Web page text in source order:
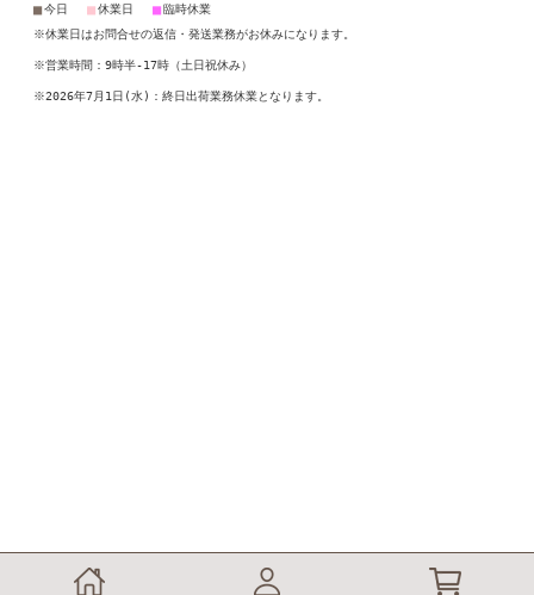
■今日 ■休業日 ■臨時休業
※休業日はお問合せの返信・発送業務がお休みになります。
※営業時間：9時半-17時（土日祝休み）
※2026年7月1日(水)：終日出荷業務休業となります。